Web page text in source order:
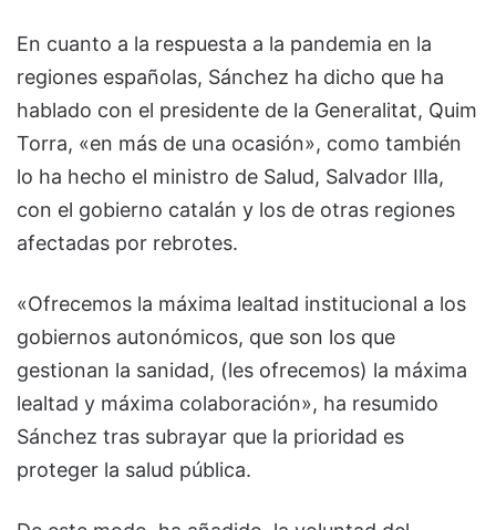
En cuanto a la respuesta a la pandemia en la
regiones españolas, Sánchez ha dicho que ha
hablado con el presidente de la Generalitat, Quim
Torra, «en más de una ocasión», como también
lo ha hecho el ministro de Salud, Salvador Illa,
con el gobierno catalán y los de otras regiones
afectadas por rebrotes.
«Ofrecemos la máxima lealtad institucional a los
gobiernos autonómicos, que son los que
gestionan la sanidad, (les ofrecemos) la máxima
lealtad y máxima colaboración», ha resumido
Sánchez tras subrayar que la prioridad es
proteger la salud pública.